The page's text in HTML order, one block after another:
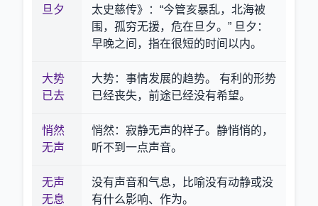
旦夕
太史慈传》：“今管亥暴乱，北海被
围，孤穷无援，危在旦夕。” 旦夕：
早晚之间，指在很短的时间以内。
大势
已去
大势：事情发展的趋势。 有利的形势
已经丧失，前途已经没有希望。
悄然
无声
悄然：寂静无声的样子。静悄悄的，
听不到一点声音。
无声
无息
没有声音和气息，比喻没有动静或没
有什么影响、作为。